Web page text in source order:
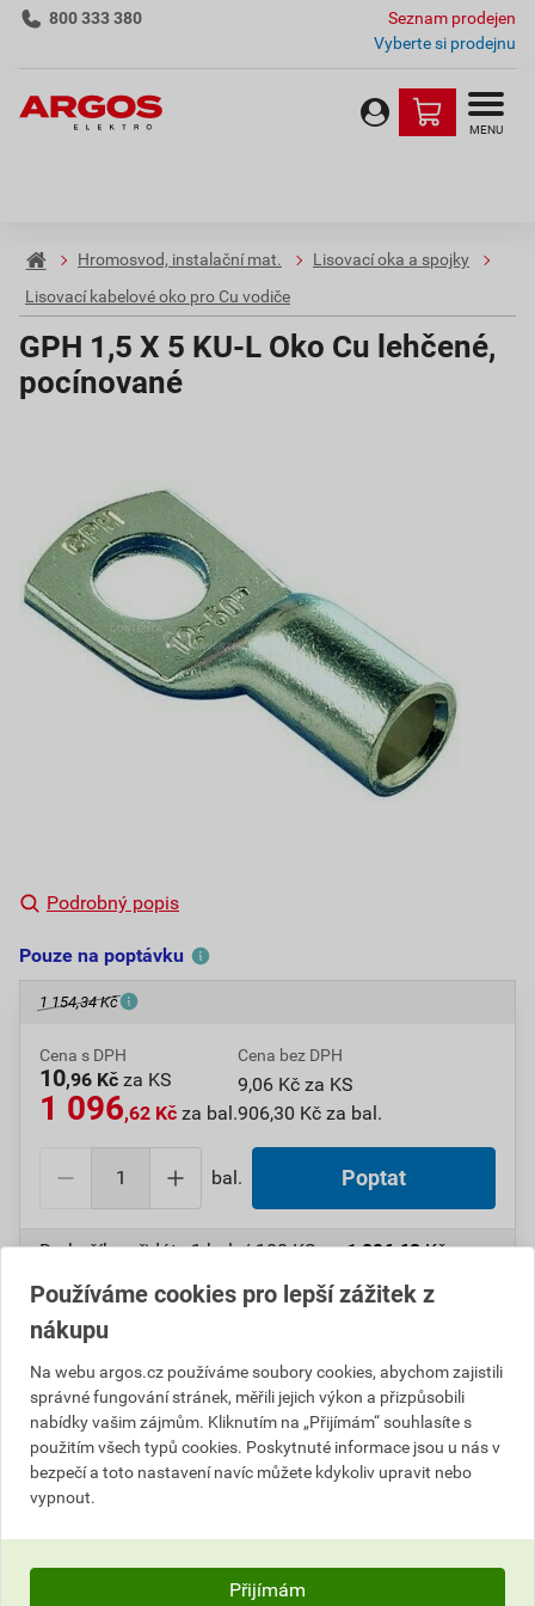
800 333 380
Seznam prodejen
Vyberte si prodejnu
MENU
Hromosvod, instalační mat.
Lisovací oka a spojky
Lisovací kabelové oko pro Cu vodiče
GPH 1,5 X 5 KU-L Oko Cu lehčené,
pocínované
Podrobný popis
Pouze na poptávku
1 154,34 Kč
Cena s DPH
10,96 Kč za KS
1 096,62 Kč za bal.
Cena bez DPH
9,06 Kč za KS
906,30 Kč za bal.
bal. Poptat
Do košíku přidáte1 bal. / 100 KSza1 096,62Kčs
DPH (906,30 bez DPH).
Číslo položky:
Popis
Používáme cookies pro lepší zážitek z
nákupu
Na webu argos.cz používáme soubory cookies, abychom zajistili
správné fungování stránek, měřili jejich výkon a přizpůsobili
nabídky vašim zájmům. Kliknutím na „Přijímám“ souhlasíte s
použitím všech typů cookies. Poskytnuté informace jsou u nás v
bezpečí a toto nastavení navíc můžete kdykoliv upravit nebo
vypnout.
Přijímám